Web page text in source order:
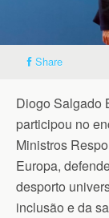
Share
Diogo Salgado
participou no
Ministros
Europa,
desporto
inclusão e da